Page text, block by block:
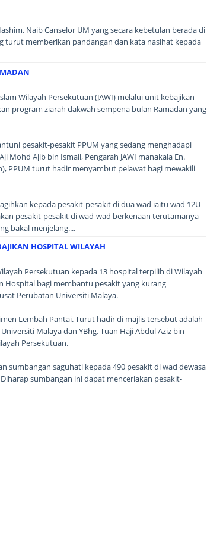
Naib Canselor UM yang secara kebetulan berada di
turut memberikan pandangan dan kata nasihat kepada
Wilayah Persekutuan (JAWI) melalui unit kebajikan
program ziarah dakwah sempena bulan Ramadan yang
pesakit-pesakit PPUM yang sedang menghadapi
Mohd Ajib bin Ismail, Pengarah JAWI manakala En.
PPUM turut hadir menyambut pelawat bagi mewakili
kepada pesakit-pesakit di dua wad iaitu wad 12U
pesakit-pesakit di wad-wad berkenaan terutamanya
bakal menjelang....
HOSPITAL WILAYAH
Persekutuan kepada 13 hospital terpilih di Wilayah
Hospital bagi membantu pesakit yang kurang
Perubatan Universiti Malaya.
Lembah Pantai. Turut hadir di majlis tersebut adalah
Malaya dan YBhg. Tuan Haji Abdul Aziz bin
Persekutuan.
sumbangan saguhati kepada 490 pesakit di wad dewasa
sumbangan ini dapat menceriakan pesakit-